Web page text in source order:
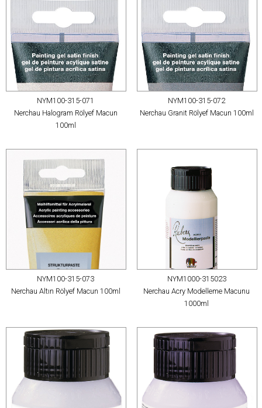
NYM100-315-071
Nerchau Halogram Rölyef Macun
100ml
NYM100-315-072
Nerchau Granit Rölyef Macun 100ml
NYM100-315-073
Nerchau Altın Rölyef Macun 100ml
NYM1000-315023
Nerchau Acry Modelleme Macunu
1000ml